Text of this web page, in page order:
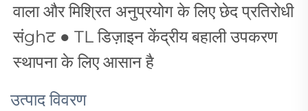
वाला और मिश्रित अनुप्रयोग के लिए छेद प्रतिरोधी
संghट ● TL डिज़ाइन केंद्रीय बहाली उपकरण
स्थापना के लिए आसान है
उत्पाद विवरण